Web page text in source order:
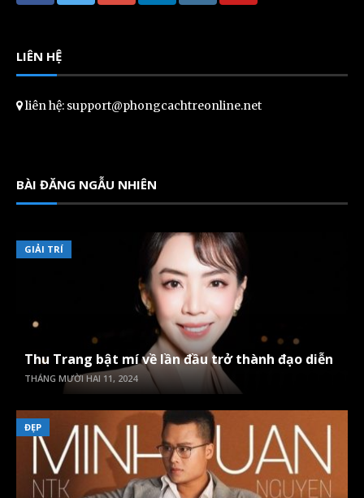
LIÊN HỆ
liên hệ: support@phongcachtreonline.net
BÀI ĐĂNG NGẪU NHIÊN
GIẢI TRÍ
Thu Trang bật mí về lần đầu trở thành đạo diễn
THÁNG MƯỜI HAI 11, 2024
ĐẸP